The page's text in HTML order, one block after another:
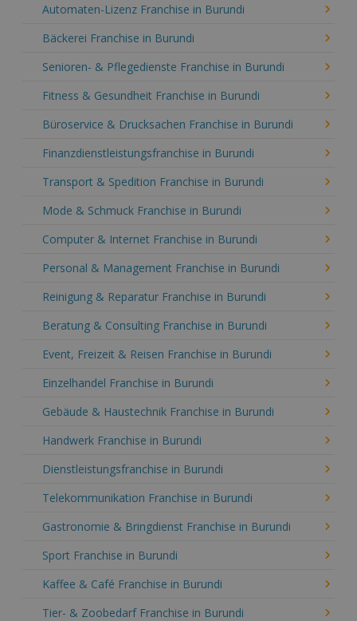
Automaten-Lizenz Franchise in Burundi
Bäckerei Franchise in Burundi
Senioren- & Pflegedienste Franchise in Burundi
Fitness & Gesundheit Franchise in Burundi
Büroservice & Drucksachen Franchise in Burundi
Finanzdienstleistungsfranchise in Burundi
Transport & Spedition Franchise in Burundi
Mode & Schmuck Franchise in Burundi
Computer & Internet Franchise in Burundi
Personal & Management Franchise in Burundi
Reinigung & Reparatur Franchise in Burundi
Beratung & Consulting Franchise in Burundi
Event, Freizeit & Reisen Franchise in Burundi
Einzelhandel Franchise in Burundi
Gebäude & Haustechnik Franchise in Burundi
Handwerk Franchise in Burundi
Dienstleistungsfranchise in Burundi
Telekommunikation Franchise in Burundi
Gastronomie & Bringdienst Franchise in Burundi
Sport Franchise in Burundi
Kaffee & Café Franchise in Burundi
Tier- & Zoobedarf Franchise in Burundi